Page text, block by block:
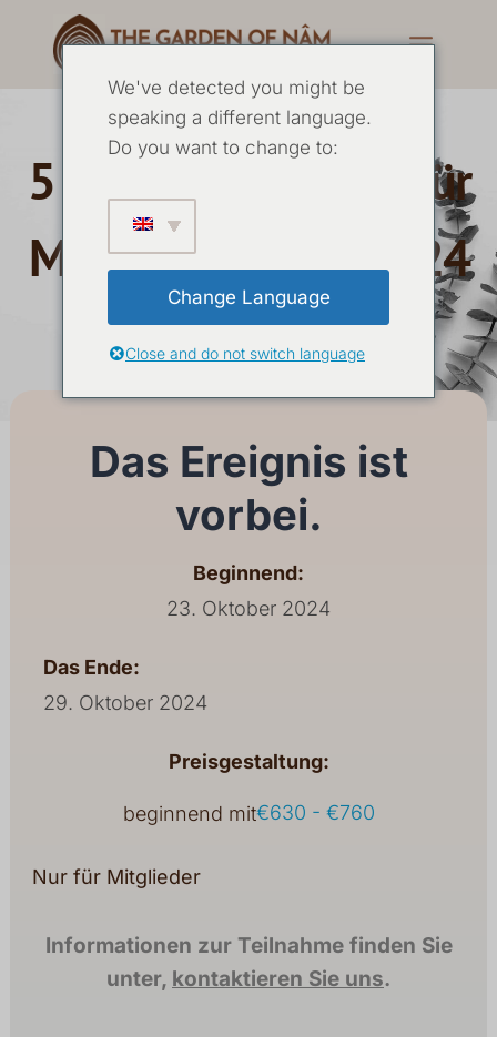
5 Tage Einkehrtage für
Männer Oktober 2024
23. OKTOBER-29. OKTOBER 2024
Das Ereignis ist
vorbei.
Beginnend:
23. Oktober 2024
Das Ende:
29. Oktober 2024
Preisgestaltung:
beginnend mit€630 - €760
Nur für Mitglieder
Informationen zur Teilnahme finden Sie
unter, kontaktieren Sie uns.
We've detected you might be
speaking a different language.
Do you want to change to:
Change Language
Close and do not switch language